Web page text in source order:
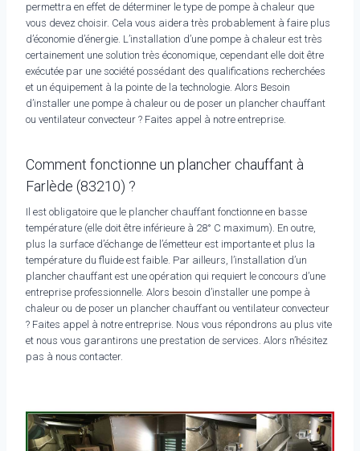
permettra en effet de déterminer le type de pompe à chaleur que
vous devez choisir. Cela vous aidera très probablement à faire plus
d’économie d’énergie. L’installation d’une pompe à chaleur est très
certainement une solution très économique, cependant elle doit être
exécutée par une société possédant des qualifications recherchées
et un équipement à la pointe de la technologie. Alors Besoin
d’installer une pompe à chaleur ou de poser un plancher chauffant
ou ventilateur convecteur ? Faites appel à notre entreprise.
Comment fonctionne un plancher chauffant à
Farlède (83210) ?
Il est obligatoire que le plancher chauffant fonctionne en basse
température (elle doit être inférieure à 28° C maximum). En outre,
plus la surface d’échange de l’émetteur est importante et plus la
température du fluide est faible. Par ailleurs, l’installation d’un
plancher chauffant est une opération qui requiert le concours d’une
entreprise professionnelle. Alors besoin d’installer une pompe à
chaleur ou de poser un plancher chauffant ou ventilateur convecteur
? Faites appel à notre entreprise. Nous vous répondrons au plus vite
et nous vous garantirons une prestation de services. Alors n’hésitez
pas à nous contacter.